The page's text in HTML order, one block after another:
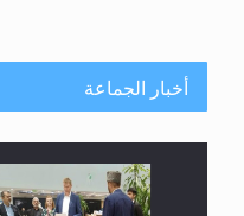
أخبار الجماعة